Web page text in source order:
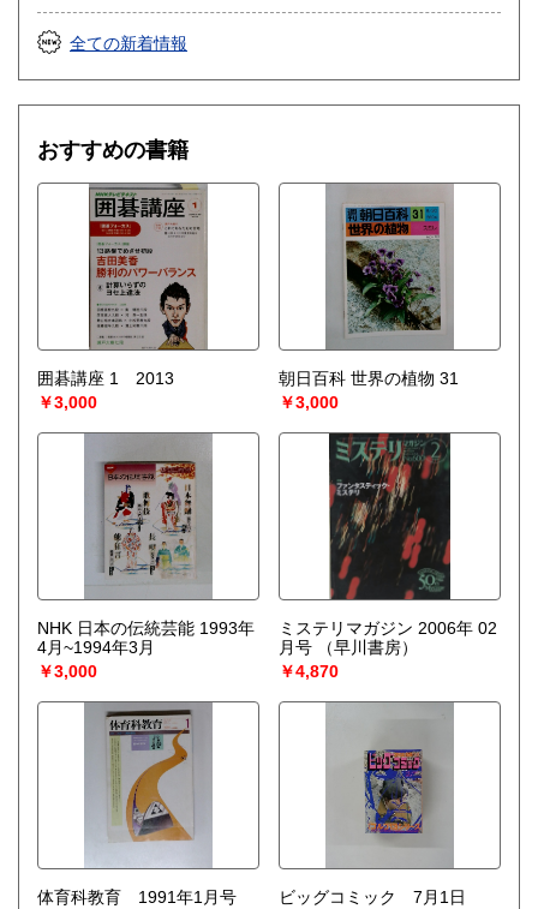
全ての新着情報
おすすめの書籍
囲碁講座 1 2013
￥3,000
朝日百科 世界の植物 31
￥3,000
NHK 日本の伝統芸能 1993年
4月~1994年3月
￥3,000
ミステリマガジン 2006年 02
月号
（早川書房）
￥4,870
体育科教育 1991年1月号
ビッグコミック 7月1日